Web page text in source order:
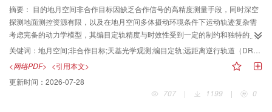
其在空间态势感知领域的研究进展，团队探索了天基光学观测编目定轨关键算
法，发现双站每天3小时观测精度优于单站连续观测，为地月空间观测体制规划
提供了工程应用价值。
摘要： 目的地月空间非合作目标因缺乏合作信号的高精度测量手段，同时深空
探测地面测控资源有限，以及在地月空间多体摄动环境条件下运动轨迹复杂需
考虑完备的动力学模型，其编目定轨精度与时效性受到一定的制约和独特的挑
战。方法本文聚焦地月空间非合作目标的编目定轨，提出基于天基光学观测技
术的三体轨道约束条件下的空间目标编目定轨关键算法，以远距逆行轨道
（distant retrograde orbit，DRO）和近直线晕轨道（near rectilinear halo
orbit，NRHO）组成的地月空间卫星星座，模拟天基平台与空间目标的光学观
测数据，利用仿真数据，采取动力学统计定轨算法，探讨了不同平台轨道误
关键词： 地月空间;非合作目标;天基光学观测;编目定轨;远距离逆行轨道（DRO）;近直线罩轨道（NRHO）
<网络PDF> <引用本文>
更新时间： 2026-07-28
707
| 1199 | 0